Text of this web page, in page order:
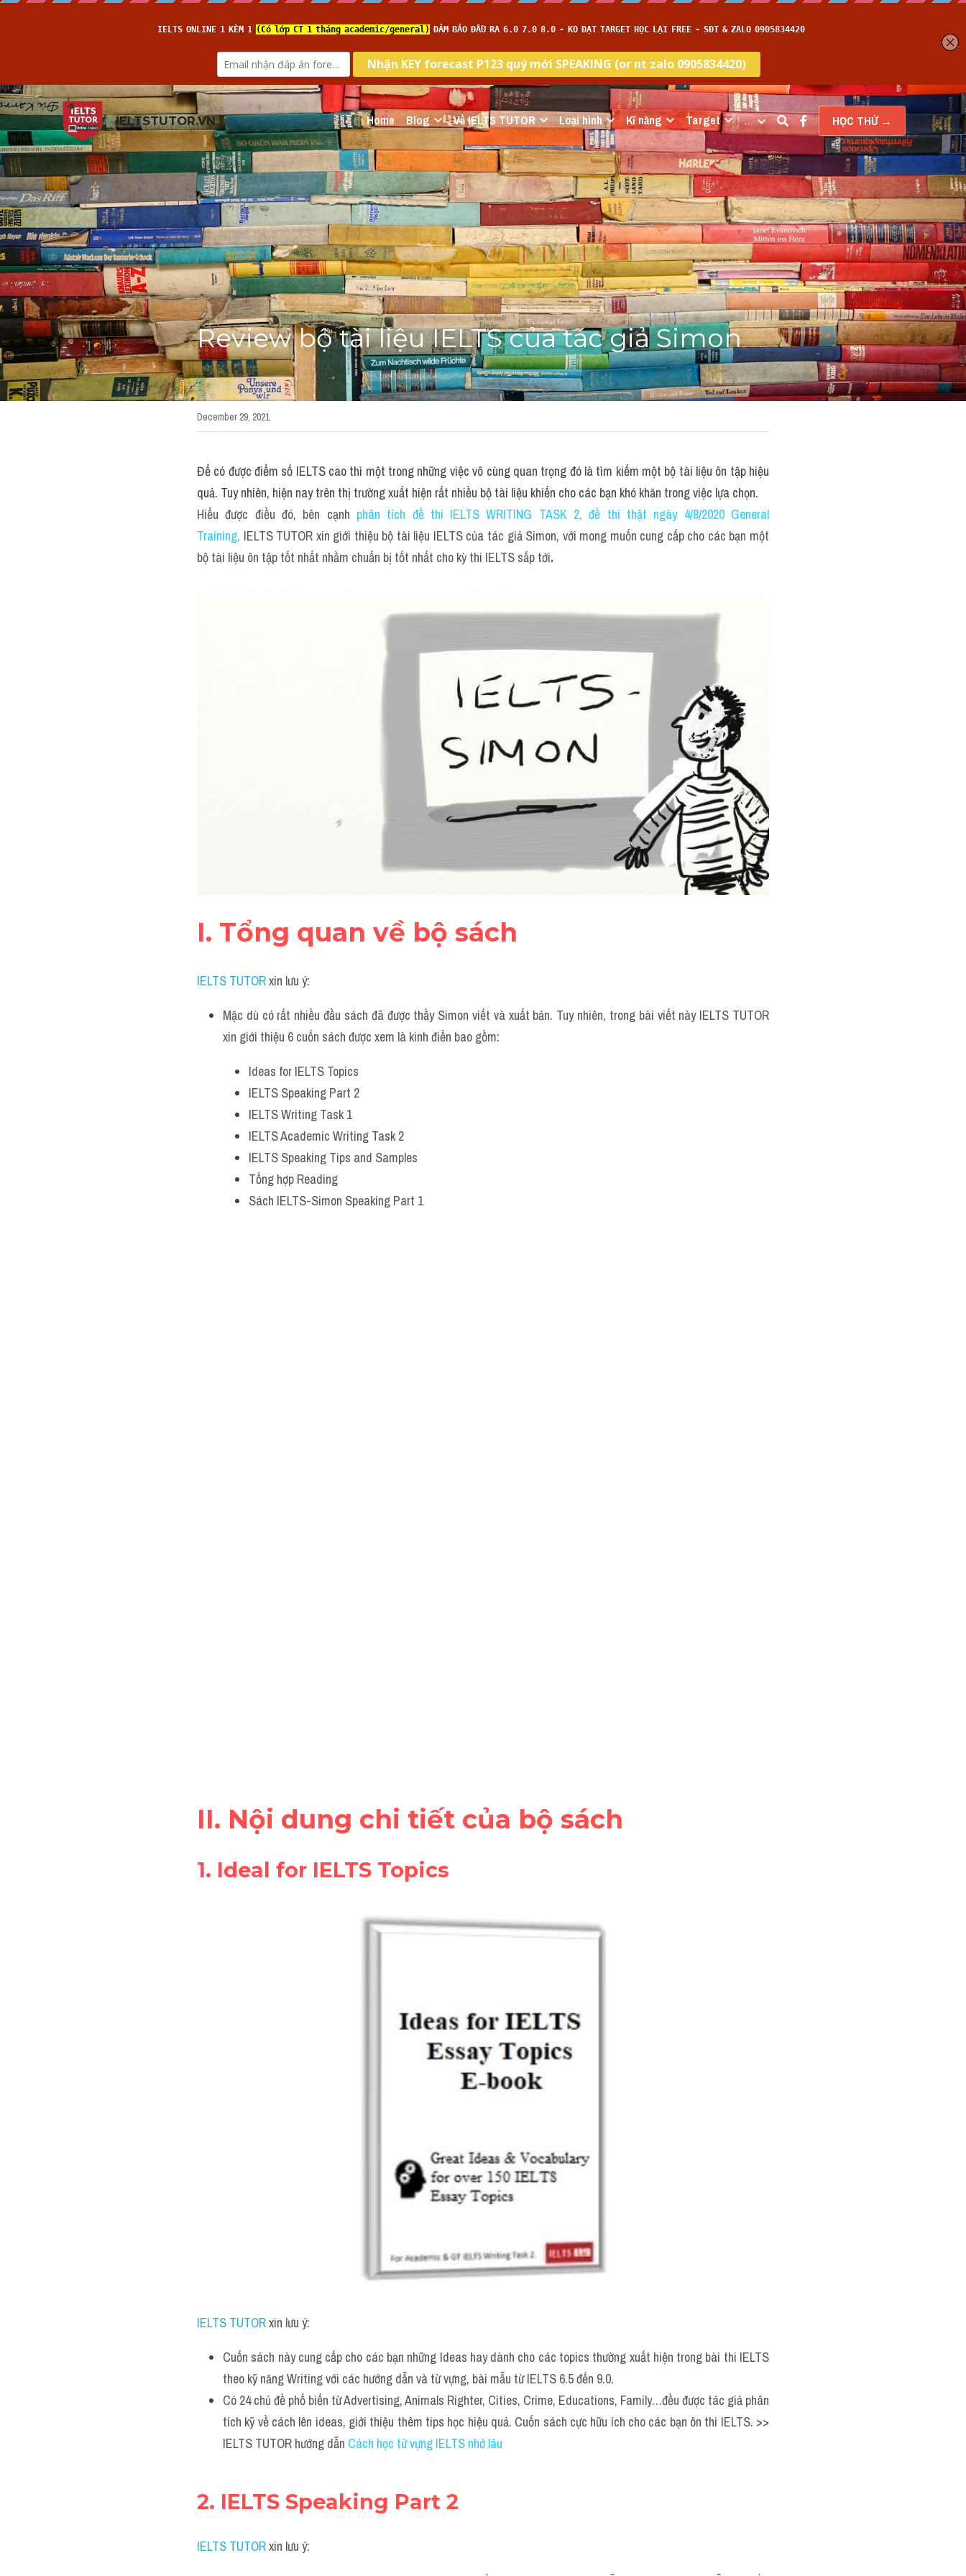
IELTSTUTOR.VN Home Blog Về IELTS TUTOR Loại hình Kĩ năng Target … HỌC THỬ →
Review bộ tài liệu IELTS của tác giả Simon
December 29, 2021
Để có được điểm số IELTS cao thì một trong những việc vô cùng quan trọng đó là tìm kiếm một bộ tài liệu ôn tập hiệu
quả. Tuy nhiên, hiện nay trên thị trường xuất hiện rất nhiều bộ tài liệu khiến cho các bạn khó khăn trong việc lựa chọn.
Hiểu được điều đó, bên cạnh phân tích đề thi IELTS WRITING TASK 2, đề thi thật ngày 4/8/2020 General
Training, IELTS TUTOR xin giới thiệu bộ tài liệu IELTS của tác giả Simon, với mong muốn cung cấp cho các bạn một
bộ tài liệu ôn tập tốt nhất nhằm chuẩn bị tốt nhất cho kỳ thi IELTS sắp tới.
I. Tổng quan về bộ sách
IELTS TUTORxin lưu ý:
Mặc dù có rất nhiều đầu sách đã được thầy Simon viết và xuất bản. Tuy nhiên, trong bài viết này IELTS TUTOR
xin giới thiệu 6 cuốn sách được xem là kinh điển bao gồm:
Ideas for IELTS Topics
IELTS Speaking Part 2
IELTS Writing Task 1
IELTS Academic Writing Task 2
IELTS Speaking Tips and Samples
Tổng hợp Reading
Sách IELTS-Simon Speaking Part 1
II. Nội dung chi tiết của bộ sách
1. Ideal for IELTS Topics
IELTS TUTORxin lưu ý:
Cuốn sách này cung cấp cho các bạn những Ideas hay dành cho các topics thường xuất hiện trong bài thi IELTS
theo kỹ năng Writing với các hướng dẫn và từ vựng, bài mẫu từ IELTS 6.5 đến 9.0.
Có 24 chủ đề phổ biến từ Advertising, Animals Righter, Cities, Crime, Educations, Family…đều được tác giả phân
tích kỹ về cách lên ideas, giới thiệu thêm tips học hiệu quả. Cuốn sách cực hữu ích cho các bạn ôn thi IELTS. >>
IELTS TUTOR hướng dẫn Cách học từ vựng IELTS nhớ lâu
2. IELTS Speaking Part 2
IELTS TUTORxin lưu ý: